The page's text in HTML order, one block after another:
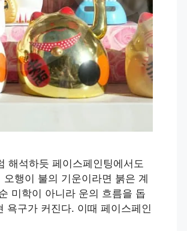
해석하듯 페이스페인팅에서도
행이 불의 기운이라면 붉은 계
미학이 아니라 운의 흐름을 돕
욕구가 커진다. 이때 페이스페인